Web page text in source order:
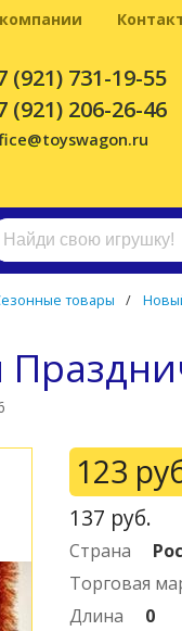
(921) 731-19-55
(921) 206-26-46
товары /
123
137 руб.
Страна
Торговая
Длина
0